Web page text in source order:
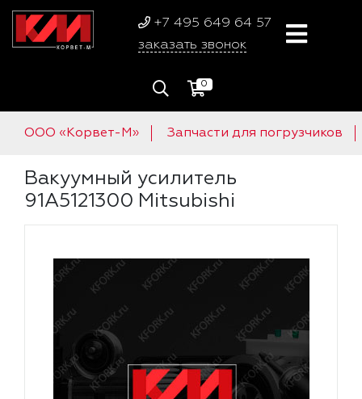
+7 495 649 64 57
заказать звонок
0
ООО «Корвет-М» Запчасти для погрузчиков
Вакуумный усилитель
91A5121300 Mitsubishi